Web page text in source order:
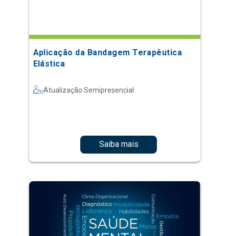
Aplicação da Bandagem Terapêutica
Elástica
Atualização Semipresencial
Saiba mais